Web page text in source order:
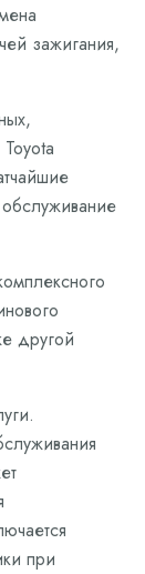
зажигания,
другой
при